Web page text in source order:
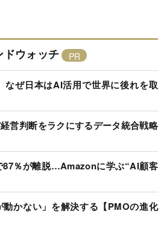
ドウォッチ
なぜ日本はAI活用で世界に後れを取
営判断をラクにするデータ統合戦略
87％が離脱…Amazonに学ぶ“AI顧客
動かない」を解決する【PMOの進化